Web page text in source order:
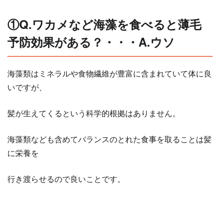
①Q.ワカメなど海藻を食べると薄毛
予防効果がある？・・・A.ウソ
海藻類はミネラルや食物繊維が豊富に含まれていて体に良
いですが、
髪が生えてくるという科学的根拠はありません。
海藻類なども含めてバランスのとれた食事を取ることは髪
に栄養を
行き渡らせるので良いことです。